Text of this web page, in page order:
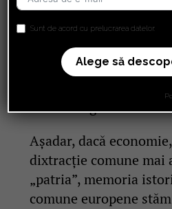
normative ale Uniunii
conțin cuvântul
asociat teritoriilor
statelor membre, ci
„arie”. De la „arie” la
foarte lungă.
Așadar, dacă
dixtracție comune mai
„patria”, memoria
comune europene
Sunt de acord cu prelucrarea datelor.
Alege să